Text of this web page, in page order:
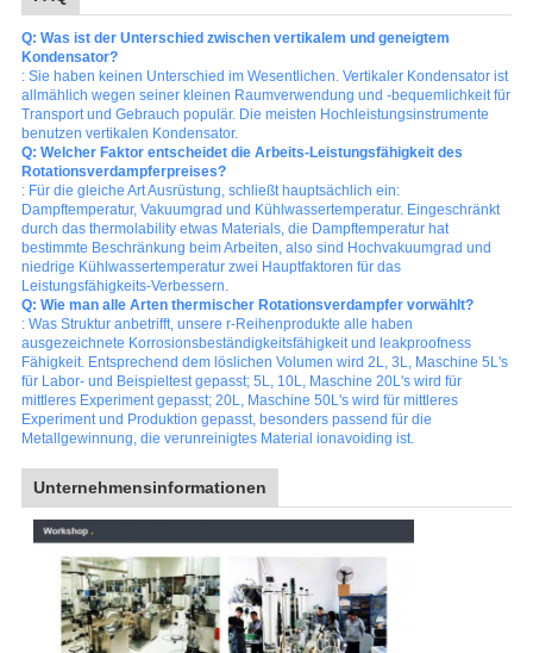
Q: Was ist der Unterschied zwischen vertikalem und geneigtem
Kondensator?
: Sie haben keinen Unterschied im Wesentlichen. Vertikaler Kondensator ist
allmählich wegen seiner kleinen Raumverwendung und -bequemlichkeit für
Transport und Gebrauch populär. Die meisten Hochleistungsinstrumente
benutzen vertikalen Kondensator.
Q: Welcher Faktor entscheidet die Arbeits-Leistungsfähigkeit des
Rotationsverdampferpreises?
: Für die gleiche Art Ausrüstung, schließt hauptsächlich ein:
Dampftemperatur, Vakuumgrad und Kühlwassertemperatur. Eingeschränkt
durch das thermolability etwas Materials, die Dampftemperatur hat
bestimmte Beschränkung beim Arbeiten, also sind Hochvakuumgrad und
niedrige Kühlwassertemperatur zwei Hauptfaktoren für das
Leistungsfähigkeits-Verbessern.
Q: Wie man alle Arten thermischer Rotationsverdampfer vorwählt?
: Was Struktur anbetrifft, unsere r-Reihenprodukte alle haben
ausgezeichnete Korrosionsbeständigkeitsfähigkeit und leakproofness
Fähigkeit. Entsprechend dem löslichen Volumen wird 2L, 3L, Maschine 5L's
für Labor- und Beispieltest gepasst; 5L, 10L, Maschine 20L's wird für
mittleres Experiment gepasst; 20L, Maschine 50L's wird für mittleres
Experiment und Produktion gepasst, besonders passend für die
Metallgewinnung, die verunreinigtes Material ionavoiding ist.
Unternehmensinformationen